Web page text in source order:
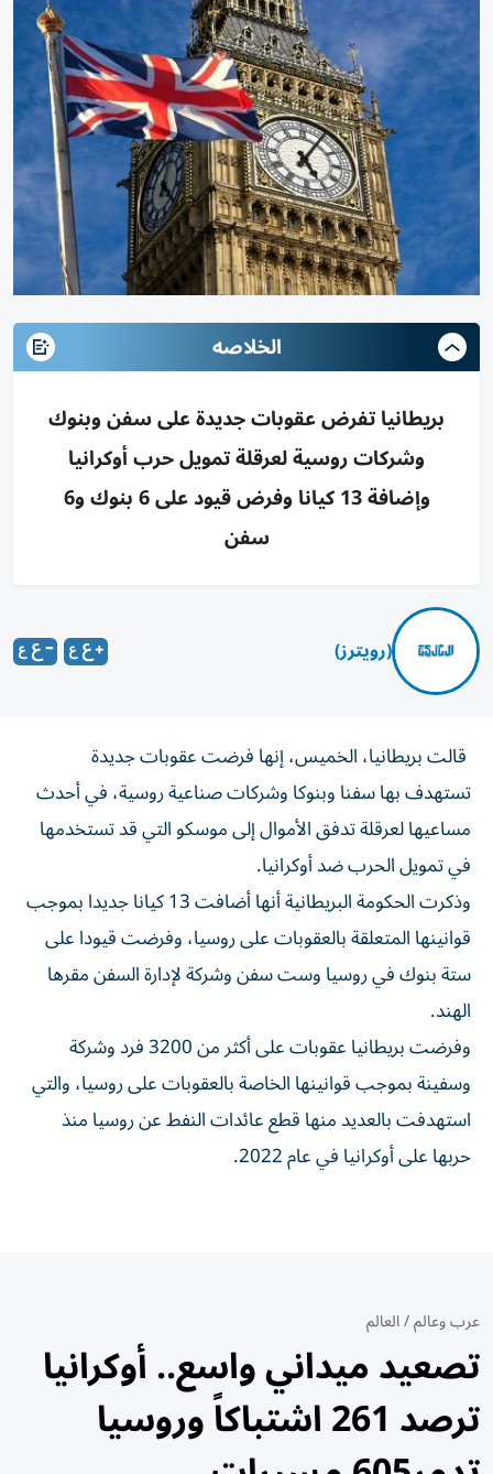
الخلاصه
بريطانيا تفرض عقوبات جديدة على سفن وبنوك
وشركات روسية لعرقلة تمويل حرب أوكرانيا
وإضافة 13 كيانا وفرض قيود على 6 بنوك و6
سفن
(رويترز)
قالت بريطانيا، الخميس، إنها فرضت عقوبات جديدة ​
تستهدف ⁠بها سفنا ‌وبنوكا وشركات صناعية ‌روسية، في أحدث
مساعيها لعرقلة تدفق ‌الأموال إلى موسكو التي قد ⁠تستخدمها
في تمويل الحرب ضد أوكرانيا.
وذكرت الحكومة البريطانية أنها أضافت 13 كيانا جديدا بموجب
قوانينها ​المتعلقة بالعقوبات على روسيا، ‌وفرضت قيودا على
ستة بنوك في روسيا وست ⁠سفن وشركة لإدارة السفن مقرها
الهند.
وفرضت بريطانيا ​عقوبات ‌على أكثر من ‌3200 فرد وشركة
وسفينة بموجب قوانينها الخاصة بالعقوبات على ‌روسيا، ‌والتي
استهدفت ⁠بالعديد منها قطع عائدات ‌النفط عن روسيا منذ
حربها على أوكرانيا ⁠في عام ​2022.
عرب وعالم/العالم
تصعيد ميداني واسع.. أوكرانيا
ترصد 261 اشتباكاً وروسيا